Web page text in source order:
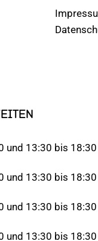
und 13:30 bis 18:30
und 13:30 bis 18:30
und 13:30 bis 18:30
und 13:30 bis 18:30